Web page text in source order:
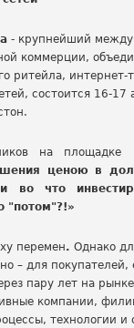
- крупнейший
коммерции,
ритейла, интернет-
состоится 16-17
на площадке
ценою в
во что
"потом"?!»
перемен. Однако
– для покупателей,
пару лет на
компании,
технологии и